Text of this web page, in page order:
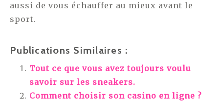
aussi de vous échauffer au mieux avant le
sport.
Publications Similaires :
Tout ce que vous avez toujours voulu
savoir sur les sneakers.
Comment choisir son casino en ligne ?